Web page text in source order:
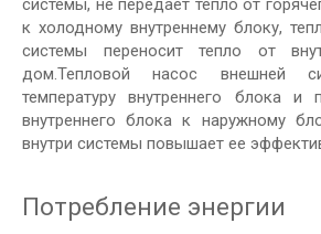
системы, не передает тепло от
к холодному внутреннему блоку,
системы переносит тепло от
дом.Тепловой насос внешней
температуру внутреннего блока и
внутреннего блока к наружному
внутри системы повышает ее
Потребление энергии